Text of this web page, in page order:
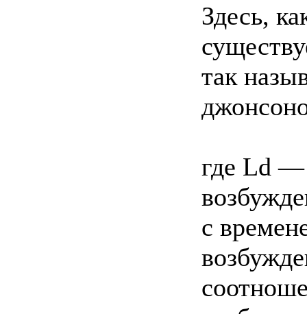
Здесь,
так
где Ld —
с